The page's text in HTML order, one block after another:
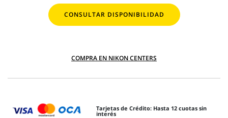
CONSULTAR DISPONIBILIDAD
COMPRA EN NIKON CENTERS
Tarjetas de Crédito: Hasta 12 cuotas sin
interés